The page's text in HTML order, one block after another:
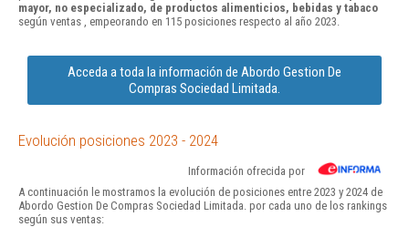
mayor, no especializado, de productos alimenticios, bebidas y tabaco
según ventas , empeorando en 115 posiciones respecto al año 2023.
Acceda a toda la información de Abordo Gestion De
Compras Sociedad Limitada.
Evolución posiciones 2023 - 2024
Información ofrecida por
A continuación le mostramos la evolución de posiciones entre 2023 y 2024 de
Abordo Gestion De Compras Sociedad Limitada. por cada uno de los rankings
según sus ventas: